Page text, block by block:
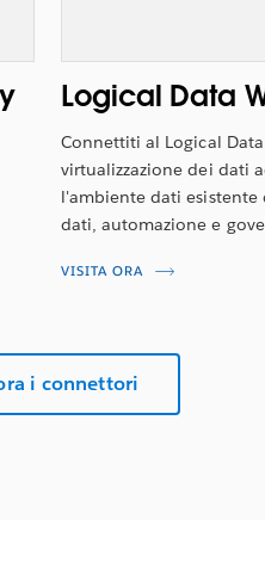
Logical Data
Connettiti al Logical
virtualizzazione dei dati
l'ambiente dati esistente
dati, automazione e
VISITA ORA
i connettori